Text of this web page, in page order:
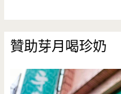
贊助芽月喝珍奶